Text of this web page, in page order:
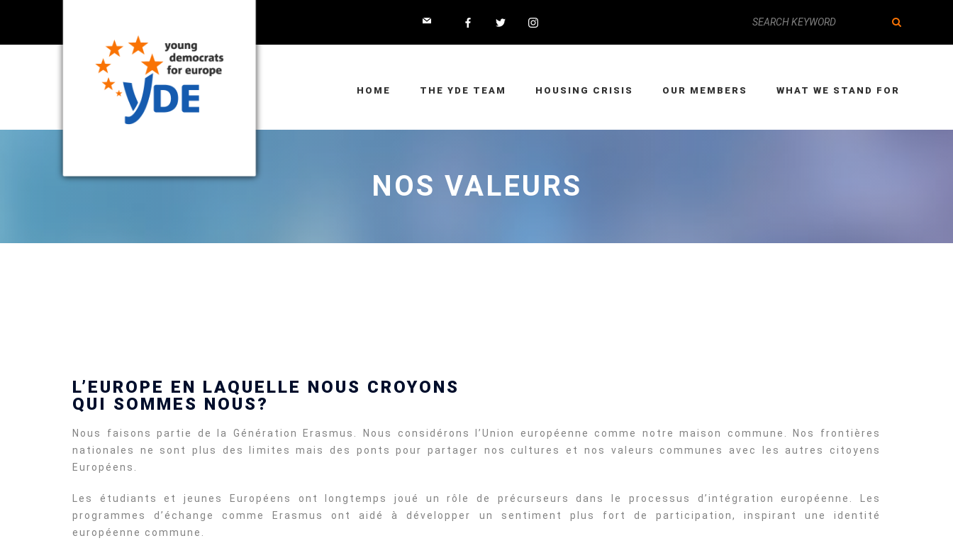
HOME THE YDE TEAM HOUSING CRISIS OUR MEMBERS WHAT WE STAND FOR
NOS VALEURS
L’EUROPE EN LAQUELLE NOUS CROYONS
QUI SOMMES NOUS?
Nous faisons partie de la Génération Erasmus. Nous considérons l’Union européenne comme notre maison commune. Nos frontières
nationales ne sont plus des limites mais des ponts pour partager nos cultures et nos valeurs communes avec les autres citoyens
Européens.
Les étudiants et jeunes Européens ont longtemps joué un rôle de précurseurs dans le processus d’intégration européenne. Les
programmes d’échange comme Erasmus ont aidé à développer un sentiment plus fort de participation, inspirant une identité
européenne commune.